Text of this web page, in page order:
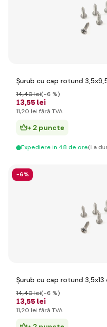
Șurub cu cap rotund
13,55 lei
14,40 lei(-6 %)
11,20 lei fără TVA
+ 2 puncte
Expediere in 48 de ore(La
-6%
Șurub cu cap rotund
13,55 lei
14,40 lei(-6 %)
11,20 lei fără TVA